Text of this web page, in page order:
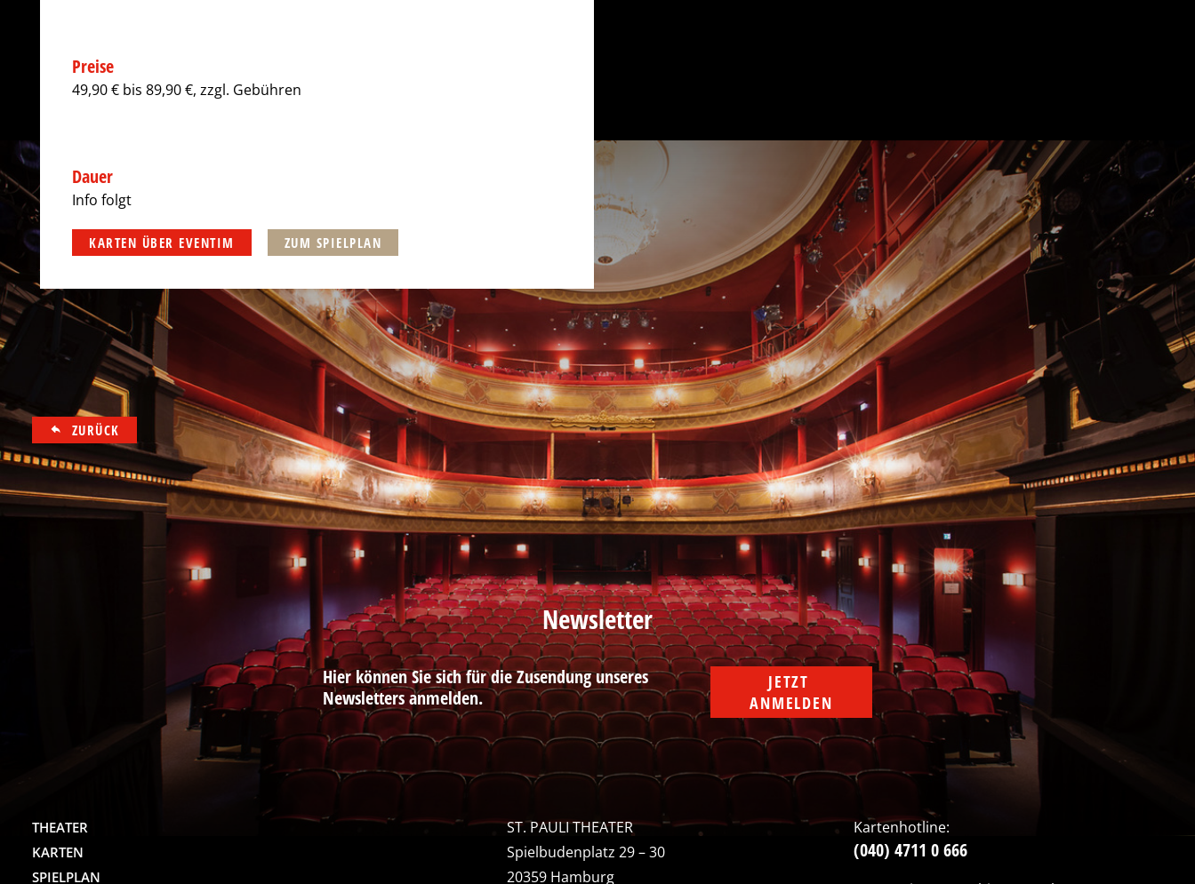
Preise
49,90 € bis 89,90 €, zzgl. Gebühren
Dauer
Info folgt
KARTEN ÜBER EVENTIM ZUM SPIELPLAN
ZURÜCK
Newsletter
Hier können Sie sich für die Zusendung unseres
Newsletters anmelden.
JETZT
ANMELDEN
THEATER
KARTEN
SPIELPLAN
ST. PAULI THEATER
Spielbudenplatz 29 – 30
20359 Hamburg
Kartenhotline:
(040) 4711 0 666